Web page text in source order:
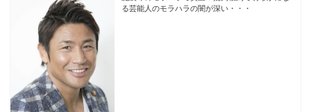
る芸能人のモラハラの闇が深い・・・